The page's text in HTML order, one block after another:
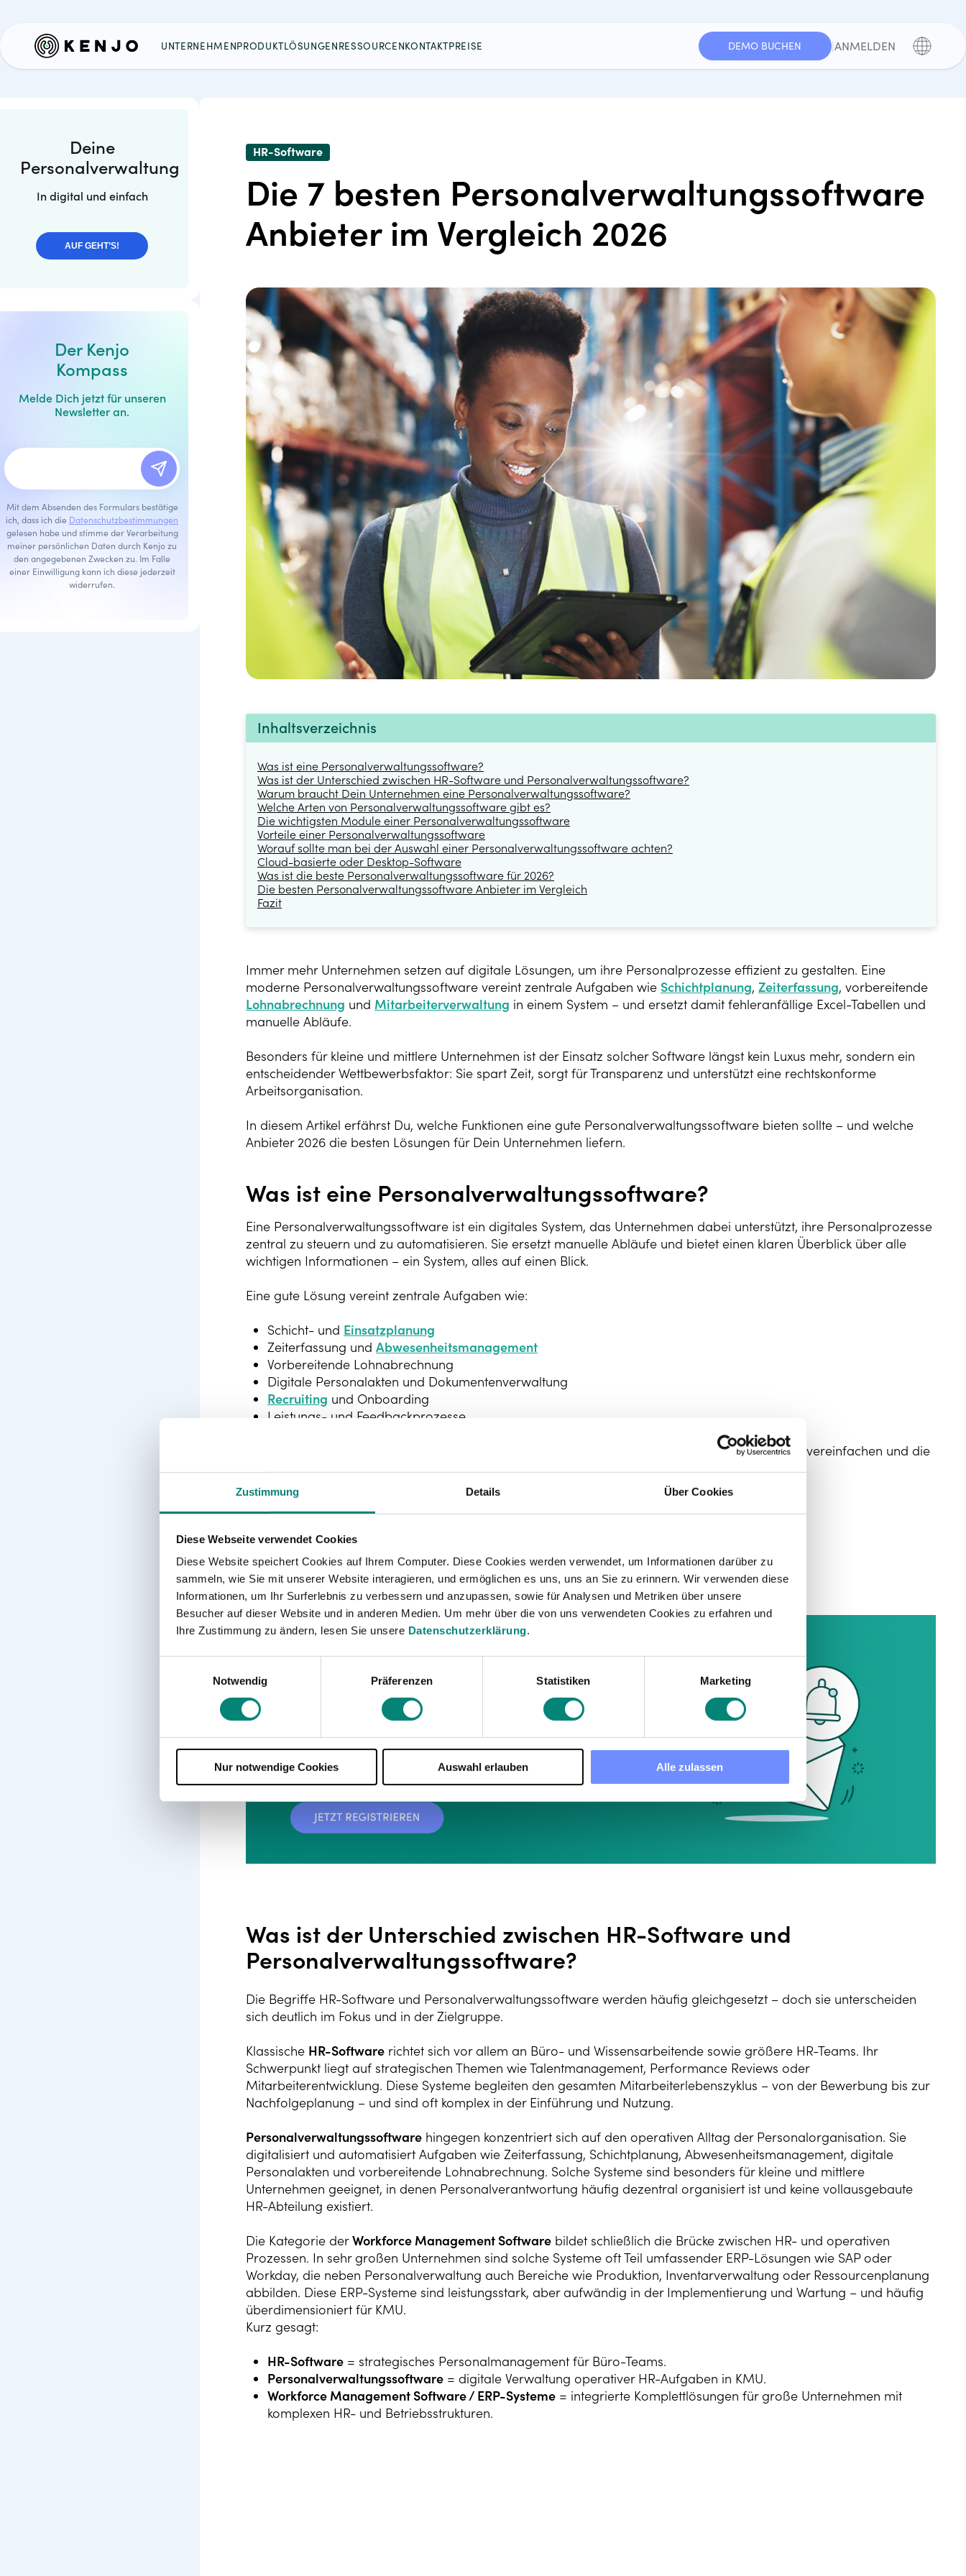
Zustimmung Details Über Cookies
Diese Webseite verwendet Cookies
Diese Website speichert Cookies auf Ihrem Computer. Diese Cookies werden verwendet, um Informationen darüber zu
sammeln, wie Sie mit unserer Website interagieren, und ermöglichen es uns, uns an Sie zu erinnern. Wir verwenden diese
Informationen, um Ihr Surferlebnis zu verbessern und anzupassen, sowie für Analysen und Metriken über unsere
Besucher auf dieser Website und in anderen Medien. Um mehr über die von uns verwendeten Cookies zu erfahren und
Ihre Zustimmung zu ändern, lesen Sie unsere Datenschutzerklärung.
Notwendig
Präferenzen Statistiken Marketing
Nur notwendige Cookies Auswahl erlauben Alle zulassen
UNTERNEHMENPRODUKTLÖSUNGENRESSOURCENKONTAKTPREISE DEMO BUCHEN |ANMELDEN
Deine
Personalverwaltung
In digital und einfach
AUF GEHT’S!
Der Kenjo
Kompass
Melde Dich jetzt für unseren
Newsletter an.
Mit dem Absenden des Formulars bestätige
ich, dass ich die Datenschutzbestimmungen
gelesen habe und stimme der Verarbeitung
meiner persönlichen Daten durch Kenjo zu
den angegebenen Zwecken zu. Im Falle
einer Einwilligung kann ich diese jederzeit
widerrufen.
HR-Software
Die 7 besten Personalverwaltungssoftware
Anbieter im Vergleich 2026
Inhaltsverzeichnis
Was ist eine Personalverwaltungssoftware?
Was ist der Unterschied zwischen HR-Software und Personalverwaltungssoftware?
Warum braucht Dein Unternehmen eine Personalverwaltungssoftware?
Welche Arten von Personalverwaltungssoftware gibt es?
Die wichtigsten Module einer Personalverwaltungssoftware
Vorteile einer Personalverwaltungssoftware
Worauf sollte man bei der Auswahl einer Personalverwaltungssoftware achten?
Cloud-basierte oder Desktop-Software
Was ist die beste Personalverwaltungssoftware für 2026?
Die besten Personalverwaltungssoftware Anbieter im Vergleich
Fazit
Immer mehr Unternehmen setzen auf digitale Lösungen, um ihre Personalprozesse effizient zu gestalten. Eine
moderne Personalverwaltungssoftware vereint zentrale Aufgaben wie Schichtplanung, Zeiterfassung, vorbereitende
Lohnabrechnung und Mitarbeiterverwaltung in einem System – und ersetzt damit fehleranfällige Excel-Tabellen und
manuelle Abläufe.
Besonders für kleine und mittlere Unternehmen ist der Einsatz solcher Software längst kein Luxus mehr, sondern ein
entscheidender Wettbewerbsfaktor: Sie spart Zeit, sorgt für Transparenz und unterstützt eine rechtskonforme
Arbeitsorganisation.
In diesem Artikel erfährst Du, welche Funktionen eine gute Personalverwaltungssoftware bieten sollte – und welche
Anbieter 2026 die besten Lösungen für Dein Unternehmen liefern.
Was ist eine Personalverwaltungssoftware?
Eine Personalverwaltungssoftware ist ein digitales System, das Unternehmen dabei unterstützt, ihre Personalprozesse
zentral zu steuern und zu automatisieren. Sie ersetzt manuelle Abläufe und bietet einen klaren Überblick über alle
wichtigen Informationen – ein System, alles auf einen Blick.
Eine gute Lösung vereint zentrale Aufgaben wie:
Schicht- und Einsatzplanung
Zeiterfassung und Abwesenheitsmanagement
Vorbereitende Lohnabrechnung
Digitale Personalakten und Dokumentenverwaltung
Recruiting und Onboarding
Leistungs- und Feedbackprozesse
Das Ziel: alle Mitarbeiterdaten, Prozesse und Kennzahlen an einem Ort bündeln, Arbeitsabläufe vereinfachen und die
Zusammenarbeit zwischen HR, Führungskräften und Mitarbeitenden transparenter gestalten.
Mit einer modernen Personalverwaltungssoftware können Unternehmen:
Zeit und Kosten sparen
Produktivität erhöhen
durch klare Prozesse und Self-Service-Funktionen,
Transparenz schaffen
, weil alle Personaldaten in Echtzeit verfügbar sind,
Sicherheit verbessern
, dank revisionssicherer und DSGVO-konformer Datenhaltung.
Was ist der Unterschied zwischen HR-Software und
Personalverwaltungssoftware?
Die Begriffe HR-Software und Personalverwaltungssoftware werden häufig gleichgesetzt – doch sie unterscheiden
sich deutlich im Fokus und in der Zielgruppe.
Klassische HR-Software richtet sich vor allem an Büro- und Wissensarbeitende sowie größere HR-Teams. Ihr
Schwerpunkt liegt auf strategischen Themen wie Talentmanagement, Performance Reviews oder
Mitarbeiterentwicklung. Diese Systeme begleiten den gesamten Mitarbeiterlebenszyklus – von der Bewerbung bis zur
Nachfolgeplanung – und sind oft komplex in der Einführung und Nutzung.
Personalverwaltungssoftware hingegen konzentriert sich auf den operativen Alltag der Personalorganisation. Sie
digitalisiert und automatisiert Aufgaben wie Zeiterfassung, Schichtplanung, Abwesenheitsmanagement, digitale
Personalakten und vorbereitende Lohnabrechnung. Solche Systeme sind besonders für kleine und mittlere
Unternehmen geeignet, in denen Personalverantwortung häufig dezentral organisiert ist und keine vollausgebaute
HR-Abteilung existiert.
Die Kategorie derWorkforce Management Software bildet schließlich die Brücke zwischen HR- und operativen
Prozessen. In sehr großen Unternehmen sind solche Systeme oft Teil umfassender ERP-Lösungen wie SAP oder
Workday, die neben Personalverwaltung auch Bereiche wie Produktion, Inventarverwaltung oder Ressourcenplanung
abbilden. Diese ERP-Systeme sind leistungsstark, aber aufwändig in der Implementierung und Wartung – und häufig
überdimensioniert für KMU.
Kurz gesagt:
HR-Software = strategisches Personalmanagement für Büro-Teams.
Personalverwaltungssoftware = digitale Verwaltung operativer HR-Aufgaben in KMU.
Workforce Management Software / ERP-Systeme = integrierte Komplettlösungen für große Unternehmen mit
komplexen HR- und Betriebsstrukturen.